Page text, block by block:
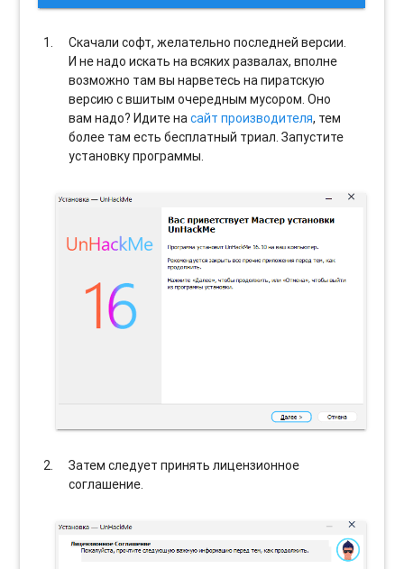
Скачали софт, желательно последней версии.
И не надо искать на всяких развалах, вполне
возможно там вы нарветесь на пиратскую
версию с вшитым очередным мусором. Оно
вам надо? Идите насайт производителя, тем
более там есть бесплатный триал. Запустите
установку программы.
Затем следует принять лицензионное
соглашение.